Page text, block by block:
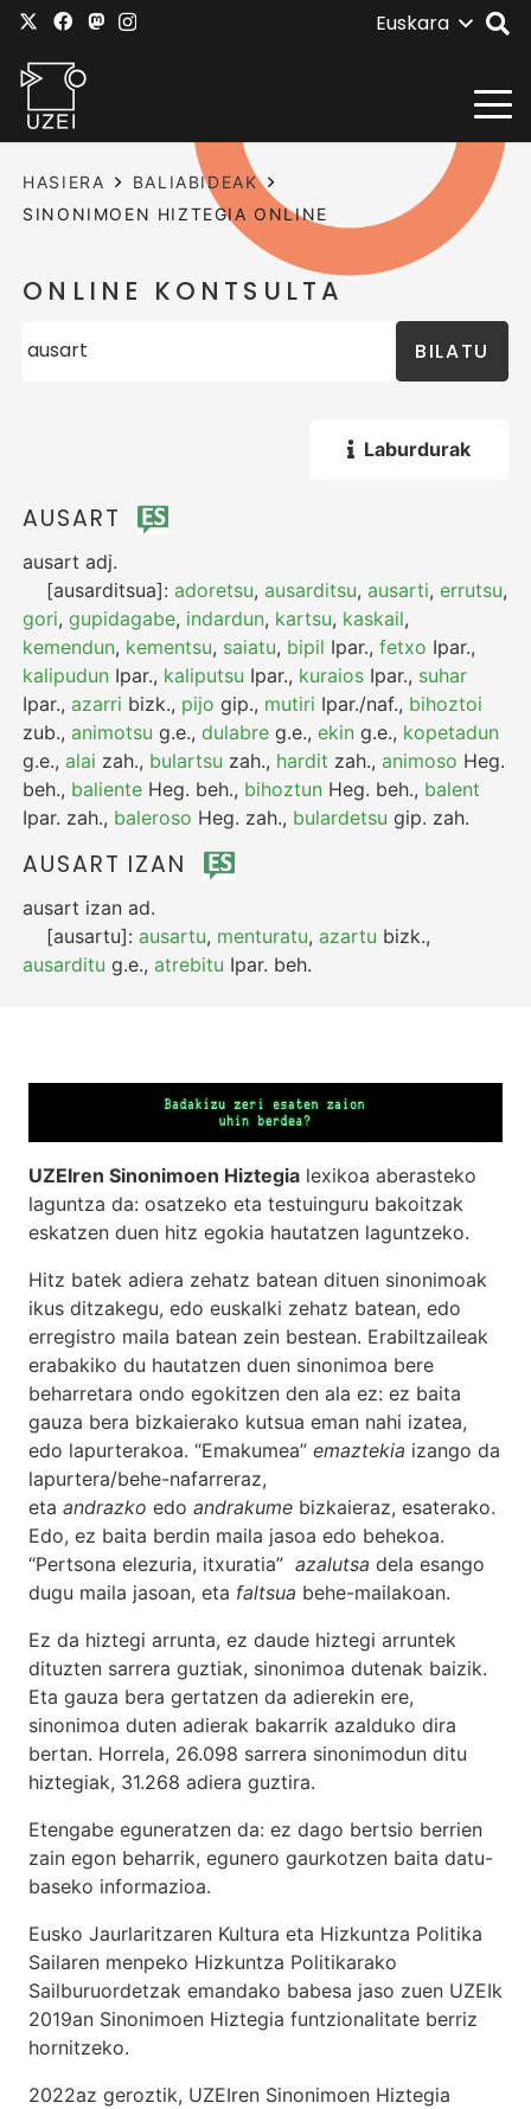
Euskara
HASIERA
BALIABIDEAK
SINONIMOEN HIZTEGIA ONLINE
ONLINE KONTSULTA
BILATU
Laburdurak
AUSART
ausart adj.
[ausarditsua]:adoretsu,ausarditsu,ausarti,errutsu,
gori,gupidagabe, indardun, kartsu, kaskail,
kemendun, kementsu, saiatu, bipil Ipar.,fetxo Ipar.,
kalipudun Ipar., kaliputsu Ipar., kuraios Ipar., suhar
Ipar.,azarri bizk., pijo gip., mutiri Ipar./naf., bihoztoi
zub.,animotsu g.e.,dulabre g.e.,ekin g.e., kopetadun
g.e.,alai zah., bulartsu zah., hardit zah.,animoso Heg.
beh., baliente Heg. beh., bihoztun Heg. beh., balent
Ipar. zah., baleroso Heg. zah., bulardetsu gip. zah.
AUSART IZAN
ausart izan ad.
[ausartu]:ausartu, menturatu,azartu bizk.,
ausarditu g.e.,atrebitu Ipar. beh.
UZEIren Sinonimoen Hiztegia lexikoa aberasteko
laguntza da: osatzeko eta testuinguru bakoitzak
eskatzen duen hitz egokia hautatzen laguntzeko.
Hitz batek adiera zehatz batean dituen sinonimoak
ikus ditzakegu, edo euskalki zehatz batean, edo
erregistro maila batean zein bestean. Erabiltzaileak
erabakiko du hautatzen duen sinonimoa bere
beharretara ondo egokitzen den ala ez: ez baita
gauza bera bizkaierako kutsua eman nahi izatea,
edo lapurterakoa. “Emakumea” emaztekia izango da
lapurtera/behe-nafarreraz,
eta andrazko edo andrakume bizkaieraz, esaterako.
Edo, ez baita berdin maila jasoa edo behekoa.
“Pertsona elezuria, itxuratia” azalutsa dela esango
dugu maila jasoan, eta faltsua behe-mailakoan.
Ez da hiztegi arrunta, ez daude hiztegi arruntek
dituzten sarrera guztiak, sinonimoa dutenak baizik.
Eta gauza bera gertatzen da adierekin ere,
sinonimoa duten adierak bakarrik azalduko dira
bertan. Horrela, 26.098 sarrera sinonimodun ditu
hiztegiak, 31.268 adiera guztira.
Etengabe eguneratzen da: ez dago bertsio berrien
zain egon beharrik, egunero gaurkotzen baita datu-
baseko informazioa.
Eusko Jaurlaritzaren Kultura eta Hizkuntza Politika
Sailaren menpeko Hizkuntza Politikarako
Sailburuordetzak emandako babesa jaso zuen UZEIk
2019an Sinonimoen Hiztegia funtzionalitate berriz
hornitzeko.
2022az geroztik, UZEIren Sinonimoen Hiztegia